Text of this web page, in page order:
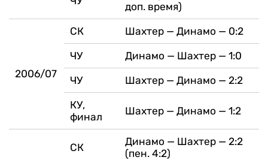
доп. время)
2006/07
СК Шахтер — Динамо — 0:2
ЧУ Динамо — Шахтер — 1:0
ЧУ Шахтер — Динамо — 2:2
КУ,
финал
Шахтер — Динамо — 1:2
СК
Динамо — Шахтер — 2:2
(пен. 4:2)